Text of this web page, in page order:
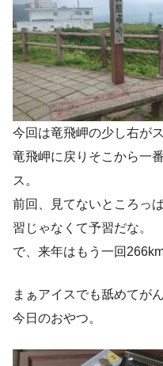
今回は竜飛岬の少し右が
竜飛岬に戻りそこから一
ス。
前回、見てないところっ
習じゃなくて予習だな。
で、来年はもう一回
まぁアイスでも舐めてが
今日のおやつ。